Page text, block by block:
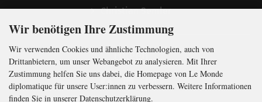
Christian Semler
Folgen
Wir benötigen Ihre Zustimmung
Wir verwenden Cookies und ähnliche Technologien, auch von
Drittanbietern, um unser Webangebot zu analysieren. Mit Ihrer
Zustimmung helfen Sie uns dabei, die Homepage von Le Monde
diplomatique für unsere User:innen zu verbessern. Weitere Informationen
finden Sie in unserer Datenschutzerklärung.